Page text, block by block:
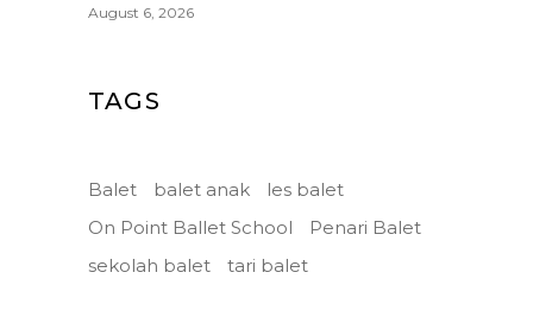
August 6, 2026
TAGS
Balet balet anak
les balet
On Point Ballet School
Penari Balet
sekolah balet
tari balet